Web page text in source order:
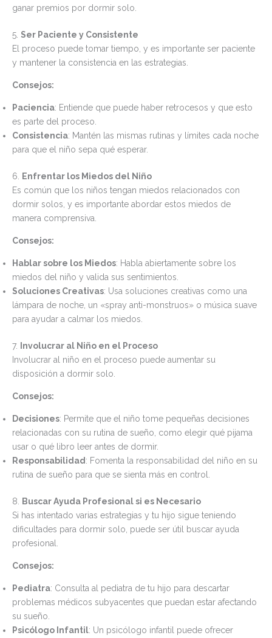
ganar premios por dormir solo.
5. Ser Paciente y Consistente
El proceso puede tomar tiempo, y es importante ser paciente
y mantener la consistencia en las estrategias.
Consejos:
Paciencia: Entiende que puede haber retrocesos y que esto
es parte del proceso.
Consistencia: Mantén las mismas rutinas y límites cada noche
para que el niño sepa qué esperar.
6.
Enfrentar los Miedos del Niño
Es común que los niños tengan miedos relacionados con
dormir solos, y es importante abordar estos miedos de
manera comprensiva.
Consejos:
Hablar sobre los Miedos: Habla abiertamente sobre los
miedos del niño y valida sus sentimientos.
Soluciones Creativas: Usa soluciones creativas como una
lámpara de noche, un «spray anti-monstruos» o música suave
para ayudar a calmar los miedos.
7.
Involucrar al Niño en el Proceso
Involucrar al niño en el proceso puede aumentar su
disposición a dormir solo.
Consejos:
Decisiones: Permite que el niño tome pequeñas decisiones
relacionadas con su rutina de sueño, como elegir qué pijama
usar o qué libro leer antes de dormir.
Responsabilidad : Fomenta la responsabilidad del niño en su
rutina de sueño para que se sienta más en control.
8.
Buscar Ayuda Profesional si es Necesario
Si has intentado varias estrategias y tu hijo sigue teniendo
dificultades para dormir solo, puede ser útil buscar ayuda
profesional.
Consejos:
Pediatra: Consulta al pediatra de tu hijo para descartar
problemas médicos subyacentes que puedan estar afectando
su sueño.
Psicólogo Infantil: Un psicólogo infantil puede ofrecer